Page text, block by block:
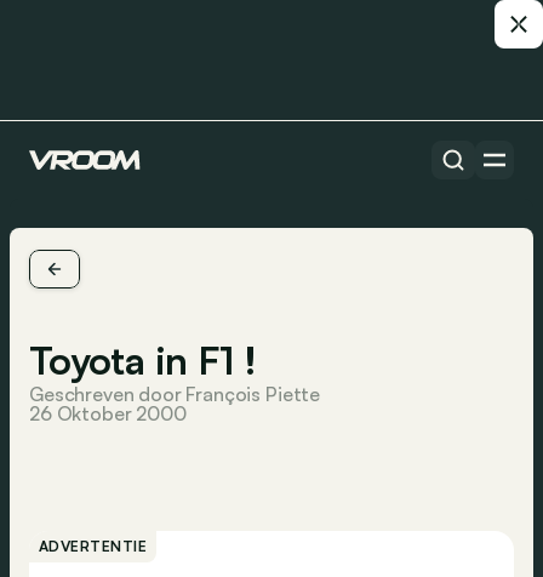
Toyota in F1 !
Geschreven door François Piette
26 Oktober 2000
ADVERTENTIE